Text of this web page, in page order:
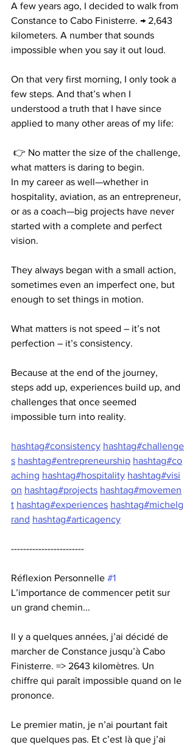
A few years ago, I decided to walk from
Constance to Cabo Finisterre. → 2,643
kilometers. A number that sounds
impossible when you say it out loud.
On that very first morning, I only took a
few steps. And that’s when I
understood a truth that I have since
applied to many other areas of my life:
👉 No matter the size of the challenge,
what matters is daring to begin.
In my career as well—whether in
hospitality, aviation, as an entrepreneur,
or as a coach—big projects have never
started with a complete and perfect
vision.
They always began with a small action,
sometimes even an imperfect one, but
enough to set things in motion.
What matters is not speed – it’s not
perfection – it’s consistency.
Because at the end of the journey,
steps add up, experiences build up, and
challenges that once seemed
impossible turn into reality.
hashtag#consistency hashtag#challenge
s hashtag#entrepreneurship hashtag#co
aching hashtag#hospitality hashtag#visi
on hashtag#projects hashtag#movemen
t hashtag#experiences hashtag#michelg
rand hashtag#articagency
------------------------
Réflexion Personnelle #1
L’importance de commencer petit sur
un grand chemin...
Il y a quelques années, j’ai décidé de
marcher de Constance jusqu’à Cabo
Finisterre. => 2643 kilomètres. Un
chiffre qui paraît impossible quand on le
prononce.
Le premier matin, je n’ai pourtant fait
que quelques pas. Et c’est là que j’ai